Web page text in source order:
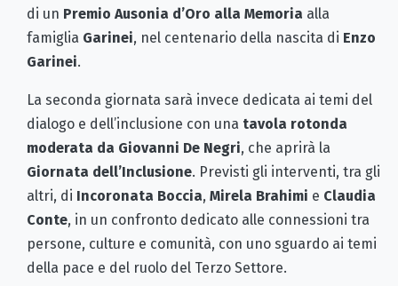
di un Premio Ausonia d’Oro alla Memoria alla
famiglia Garinei, nel centenario della nascita di Enzo
Garinei.
La seconda giornata sarà invece dedicata ai temi del
dialogo e dell’inclusione con una tavola rotonda
moderata da Giovanni De Negri, che aprirà la
Giornata dell’Inclusione. Previsti gli interventi, tra gli
altri, di Incoronata Boccia, Mirela Brahimi e Claudia
Conte, in un confronto dedicato alle connessioni tra
persone, culture e comunità, con uno sguardo ai temi
della pace e del ruolo del Terzo Settore.